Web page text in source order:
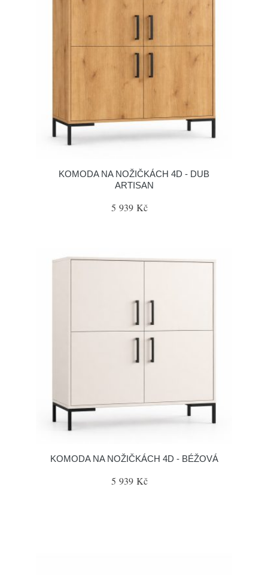
KOMODA NA NOŽIČKÁCH 4D - DUB
ARTISAN
5 939 Kč
KOMODA NA NOŽIČKÁCH 4D - BÉŽOVÁ
5 939 Kč